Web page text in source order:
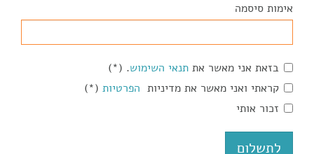
אימות סיסמה
בזאת אני מאשר את תנאי השימוש. (*)
קראתי ואני מאשר את מדיניות הפרטיות (*)
זכור אותי